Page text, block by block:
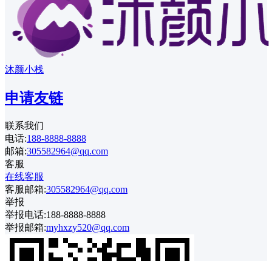
沐颜小栈
申请友链
联系我们
电话:188-8888-8888
邮箱:305582964@qq.com
客服
在线客服
客服邮箱:305582964@qq.com
举报
举报电话:188-8888-8888
举报邮箱:myhxzy520@qq.com